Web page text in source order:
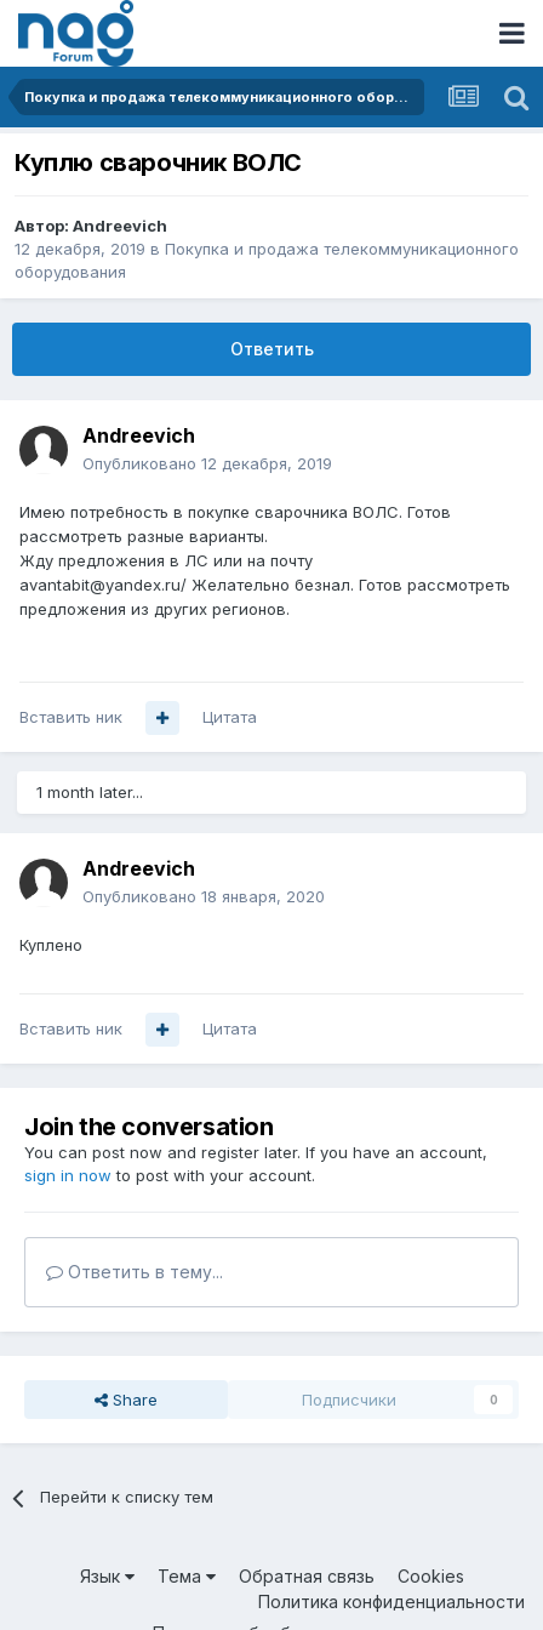
Покупка и продажа телекоммуникационного оборудования
Куплю сварочник ВОЛС
Автор: Andreevich
12 декабря, 2019 в Покупка и продажа телекоммуникационного
оборудования
Ответить
Andreevich
Опубликовано 12 декабря, 2019
Имею потребность в покупке сварочника ВОЛС. Готов
рассмотреть разные варианты.
Жду предложения в ЛС или на почту
avantabit@yandex.ru/ Желательно безнал. Готов рассмотреть
предложения из других регионов.
Вставить ник Цитата
1 month later...
Andreevich
Опубликовано 18 января, 2020
Куплено
Вставить ник Цитата
Join the conversation
You can post now and register later. If you have an account,
sign in now to post with your account.
Ответить в тему...
Share Подписчики 0
Перейти к списку тем
Язык Тема Обратная связь
Cookies
Политика конфиденциальности